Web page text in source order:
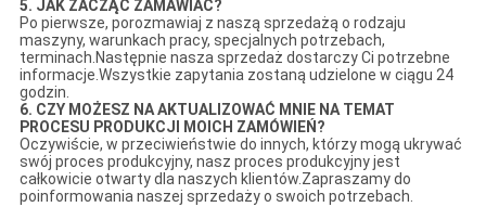
5. JAK ZACZĄĆ ZAMAWIAĆ?
Po pierwsze, porozmawiaj z naszą sprzedażą o rodzaju
maszyny, warunkach pracy, specjalnych potrzebach,
terminach.Następnie nasza sprzedaż dostarczy Ci potrzebne
informacje.Wszystkie zapytania zostaną udzielone w ciągu 24
godzin.
6. CZY MOŻESZ NA AKTUALIZOWAĆ MNIE NA TEMAT
PROCESU PRODUKCJI MOICH ZAMÓWIEŃ?
Oczywiście, w przeciwieństwie do innych, którzy mogą ukrywać
swój proces produkcyjny, nasz proces produkcyjny jest
całkowicie otwarty dla naszych klientów.Zapraszamy do
poinformowania naszej sprzedaży o swoich potrzebach.